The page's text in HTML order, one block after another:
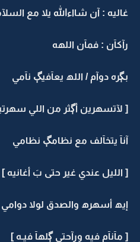
غاليه : آن شااءالله يلا مع
رآكآن : فمآن اللهه
بڳره دوآم / اللھ يعآفيڳ نآمي
[ لآتسهرين أڳثر من اللي
آنآ يتخآلف مع نظامڳ نظامي
[ الليل عندي غير حتى بَ أغانيه ]
إيھ أسهرھ والصدق لولا دوامي
[ مآنآم فيه ورآحتي ڳلهآ فيـه ]